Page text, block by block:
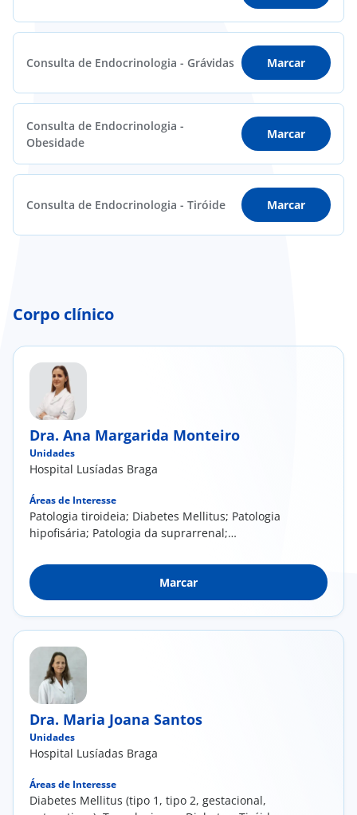
Consulta de Endocrinologia - Grávidas Marcar
Consulta de Endocrinologia -
Obesidade
Marcar
Consulta de Endocrinologia - Tiróide Marcar
Corpo clínico
Dra. Ana Margarida Monteiro
Unidades
Hospital Lusíadas Braga
Áreas de Interesse
Patologia tiroideia; Diabetes Mellitus; Patologia
hipofisária; Patologia da suprarrenal;
Marcar
Dra. Maria Joana Santos
Unidades
Hospital Lusíadas Braga
Áreas de Interesse
Diabetes Mellitus (tipo 1, tipo 2, gestacional,